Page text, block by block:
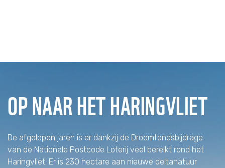
OP NAAR HET HARINGVLIET
De afgelopen jaren is er dankzij de Droomfondsbijdrage
van de Nationale Postcode Loterij veel bereikt rond het
Haringvliet. Er is 230 hectare aan nieuwe deltanatuur